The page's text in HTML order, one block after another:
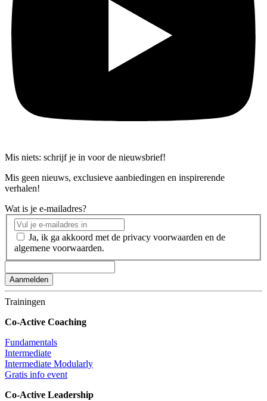
Mis niets: schrijf je in voor de nieuwsbrief!
Mis geen nieuws, exclusieve aanbiedingen en inspirerende
verhalen!
Wat is je e-mailadres?
Ja, ik ga akkoord met de privacy voorwaarden en de
algemene voorwaarden.
Trainingen
Co-Active Coaching
Fundamentals
Intermediate
Intermediate Modularly
Gratis info event
Co-Active Leadership